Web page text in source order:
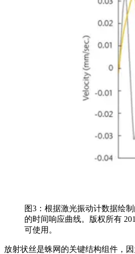
图3：根据激光振动计数据绘
的时间响应曲线。版权所有
可使用。
放射状丝是蛛网的关键结构组件，